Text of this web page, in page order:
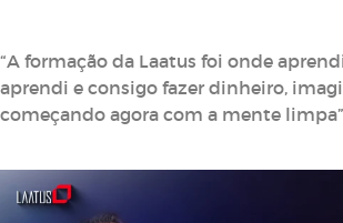
“A formação da Laatus foi onde
aprendi e consigo fazer dinheiro,
começando agora com a mente limpa”